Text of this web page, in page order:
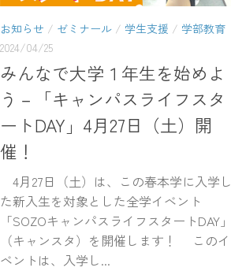
お知らせ / ゼミナール / 学生支援 / 学部教育
2024/04/25
みんなで大学１年生を始めよ
う－「キャンパスライフスタ
ートDAY」4月27日（土）開
催！
4月27日（土）は、この春本学に入学し
た新入生を対象とした全学イベント
「SOZOキャンパスライフスタートDAY」
（キャンスタ）を開催します！ このイ
ベントは、入学し...